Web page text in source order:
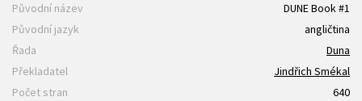
Původní název
DUNE Book #1
Původní jazyk
angličtina
Řada
Duna
Překladatel
Jindřich Smékal
Počet stran
640